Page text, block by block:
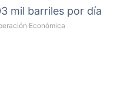
mil barriles por día
Económica